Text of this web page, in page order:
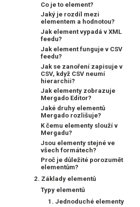
Co je to element?
Jaký je rozdíl mezi
elementem a hodnotou?
Jak element vypadá v XML
feedu?
Jak element funguje v CSV
feedu?
Jak se zanoření zapisuje v
CSV, když CSV neumí
hierarchii?
Jak elementy zobrazuje
Mergado Editor?
Jaké druhy elementů
Mergado rozlišuje?
K čemu elementy slouží v
Mergadu?
Jsou elementy stejné ve
všech formátech?
Proč je důležité porozumět
elementům?
2. Základy elementů
Typy elementů
1. Jednoduché elementy